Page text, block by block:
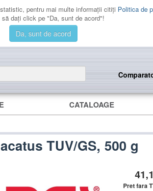
pentru mai multe informaţii citiţi Politica de
să daţi click pe "Da, sunt de acord"!
Da, sunt de acord
CATALOAGE
TUV/GS, 500 g
Pret fara